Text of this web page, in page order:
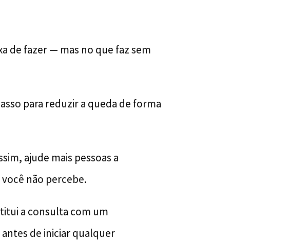
de fazer — mas no que faz sem
para reduzir a queda de forma
ajude mais pessoas a
não percebe.
a consulta com um
de iniciar qualquer